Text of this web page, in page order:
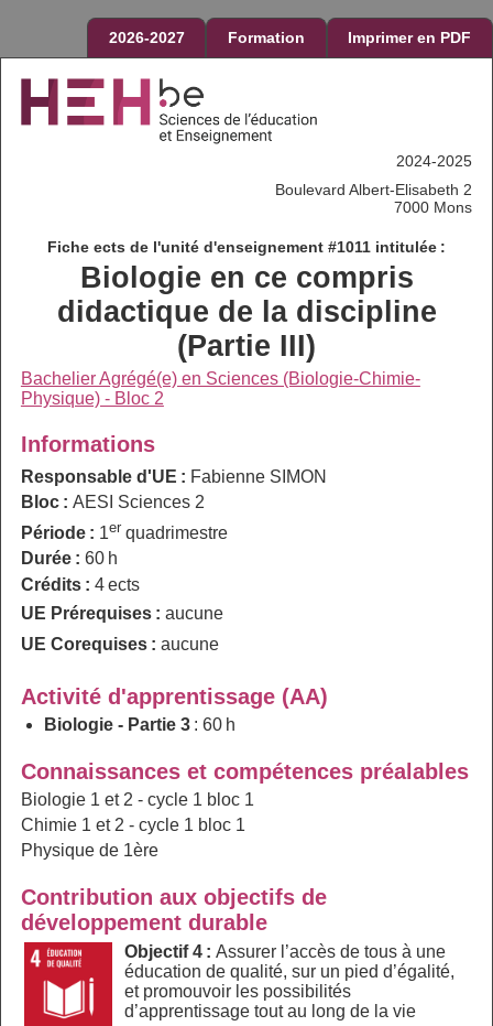
2026-2027 Formation Imprimer en PDF
2024-2025
Boulevard Albert-Elisabeth 2
7000 Mons
Fiche ects de l'unité d'enseignement #1011 intitulée :
Biologie en ce compris
didactique de la discipline
(Partie III)
Bachelier Agrégé(e) en Sciences (Biologie-Chimie-
Physique) - Bloc 2
Informations
Responsable d'UE : Fabienne SIMON
Bloc : AESI Sciences 2
Période : 1er quadrimestre
Durée : 60 h
Crédits : 4 ects
UE Prérequises : aucune
UE Corequises : aucune
Activité d'apprentissage (AA)
Biologie - Partie 3 : 60 h
Connaissances et compétences préalables
Biologie 1 et 2 - cycle 1 bloc 1
Chimie 1 et 2 - cycle 1 bloc 1
Physique de 1ère
Contribution aux objectifs de
développement durable
Objectif 4 : Assurer l’accès de tous à une
éducation de qualité, sur un pied d’égalité,
et promouvoir les possibilités
d’apprentissage tout au long de la vie